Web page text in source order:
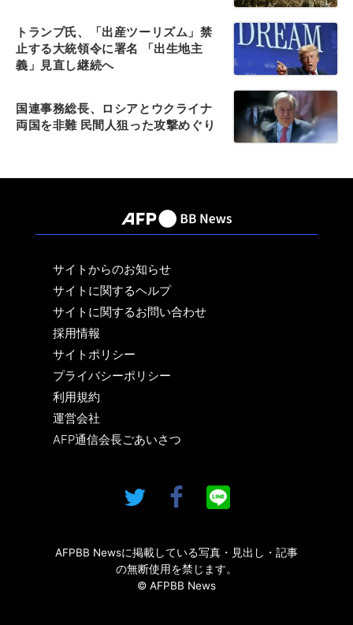
トランプ氏、「出産ツーリズム」禁
止する大統領令に署名 「出生地主
義」見直し継続へ
国連事務総長、ロシアとウクライナ
両国を非難 民間人狙った攻撃めぐり
サイトからのお知らせ
サイトに関するヘルプ
サイトに関するお問い合わせ
採用情報
サイトポリシー
プライバシーポリシー
利用規約
運営会社
AFP通信会長ごあいさつ
AFPBB Newsに掲載している写真・見出し・記事
の無断使用を禁じます。
© AFPBB News